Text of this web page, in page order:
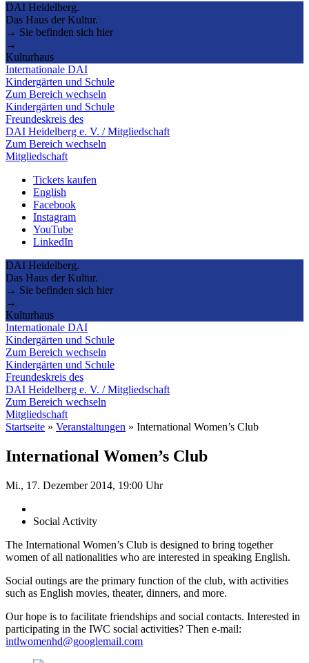
DAI Heidelberg.
Das Haus der Kultur.
→ Sie befinden sich hier
→
Kulturhaus
Internationale DAI
Kindergärten und Schule
Zum Bereich wechseln
Kindergärten und Schule
Freundeskreis des
DAI Heidelberg e. V. / Mitgliedschaft
Zum Bereich wechseln
Mitgliedschaft
Tickets kaufen
English
Facebook
Instagram
YouTube
LinkedIn
DAI Heidelberg.
Das Haus der Kultur.
→ Sie befinden sich hier
→
Kulturhaus
Internationale DAI
Kindergärten und Schule
Zum Bereich wechseln
Kindergärten und Schule
Freundeskreis des
DAI Heidelberg e. V. / Mitgliedschaft
Zum Bereich wechseln
Mitgliedschaft
Startseite » Veranstaltungen » International Women’s Club
International Women’s Club
Mi., 17. Dezember 2014, 19:00 Uhr
Social Activity
The International Women’s Club is designed to bring together
women of all nationalities who are interested in speaking English.
Social outings are the primary function of the club, with activities
such as English movies, theater, dinners, and more.
Our hope is to facilitate friendships and social contacts. Interested in
participating in the IWC social activities? Then e-mail:
intlwomenhd@googlemail.com